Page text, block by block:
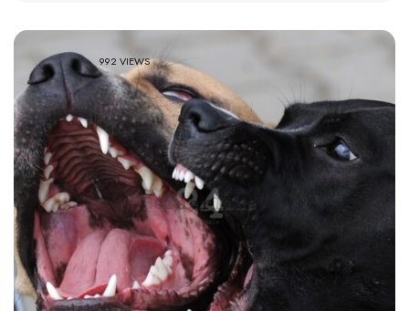
992 VIEWS